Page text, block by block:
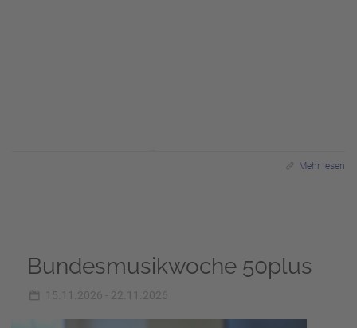
Mehr lesen
Bundesmusikwoche 50plus
15.11.2026 - 22.11.2026